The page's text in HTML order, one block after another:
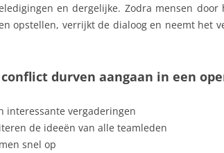
en dergelijke. Zodra mensen
opstellen, verrijkt de dialoog en neemt het
durven aangaan in een
interessante vergaderingen
de ideeën van alle teamleden
snel op